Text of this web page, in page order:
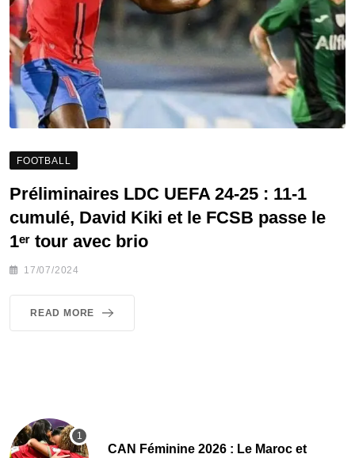
FOOTBALL
Préliminaires LDC UEFA 24-25 : 11-1
cumulé, David Kiki et le FCSB passe le
1ᵉʳ tour avec brio
17/07/2024
READ MORE
CAN Féminine 2026 : Le Maroc et